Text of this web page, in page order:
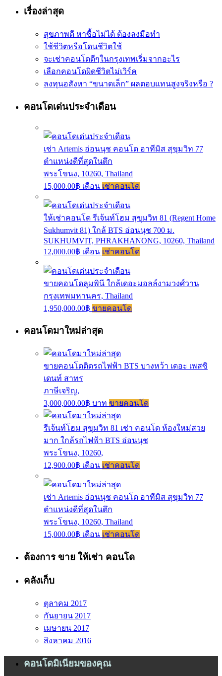
เรื่องล่าสุด
สุขภาพดี หาซื้อไม่ได้ ต้องลงมือทำ
ใช้ชีวิตหรือโดนชีวิตใช้
จะเช่าคอนโดดีๆในกรุงเทพเริ่มจากอะไร
เลือกคอนโดผิดชีวิตไม่เวิร์ค
ลงทุนอสังหา “ขนาดเล็ก” ผลตอบแทนสูงจริงหรือ ?
คอนโดเด่นประจำเดือน
เช่า Artemis อ่อนนุช คอนโด อาทีมิส สุขุมวิท 77
ตำแหน่งดีที่สุดในตึก
พระโขนง, 10260, Thailand
15,000.00฿ เดือน เช่าคอนโด
ให้เช่าคอนโด รีเจ้นท์โฮม สุขุมวิท 81 (Regent Home
Sukhumvit 81) ใกล้ BTS อ่อนนุช 700 ม.
SUKHUMVIT, PHRAKHANONG, 10260, Thailand
12,000.00฿ เดือน เช่าคอนโด
ขายคอนโดลุมพินี ใกล้เดอะมอลล์งามวงศ์วาน
กรุงเทพมหานคร, Thailand
1,950,000.00฿ ขายคอนโด
คอนโดมาใหม่ล่าสุด
ขายคอนโดติดรถไฟฟ้า BTS บางหว้า เดอะ เพสซิ
เดนท์ สาทร
ภาษีเจริญ,
3,000,000.00฿ บาท ขายคอนโด
รีเจ้นท์โฮม สุขุมวิท 81 เช่า คอนโด ห้องใหม่สวย
มาก ใกล้รถไฟฟ้า BTS อ่อนนุช
พระโขนง, 10260,
12,900.00฿ เดือน เช่าคอนโด
เช่า Artemis อ่อนนุช คอนโด อาทีมิส สุขุมวิท 77
ตำแหน่งดีที่สุดในตึก
พระโขนง, 10260, Thailand
15,000.00฿ เดือน เช่าคอนโด
ต้องการ ขาย ให้เช่า คอนโด
คลังเก็บ
ตุลาคม 2017
กันยายน 2017
เมษายน 2017
สิงหาคม 2016
คอนโดมิเนียมของคุณ